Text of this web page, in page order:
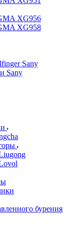
XG956
XG958
Sany
Sany
бурения